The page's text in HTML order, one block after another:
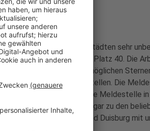
Vergleich zu anderen Städten sehr
allerletzten Platz, auf Platz 40. Die
Schnitt mit 2,4 von 5 möglichen
den einzelnen Stellen. Die
bewertet. Die Meldestelle
Bewertung und gehört sogar zu den
in Köln, Bonn und Duisburg mit